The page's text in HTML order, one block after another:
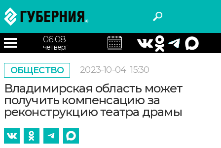
06.08
четверг
ОБЩЕСТВО 2023-10-04 15:30
Владимирская область может
получить компенсацию за
реконструкцию театра драмы